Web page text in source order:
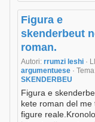
Figura e
skenderbeut
roman.
Autori: rrumzi leshi ·
argumentuese ·
SKENDERBEU
Figura e
kete roman del me
figure